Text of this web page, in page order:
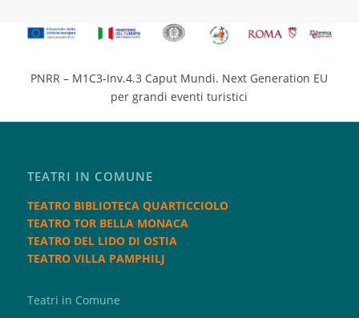
PNRR – M1C3-Inv.4.3 Caput Mundi. Next Generation EU
per grandi eventi turistici
TEATRI IN COMUNE
TEATRO BIBLIOTECA QUARTICCIOLO
TEATRO TOR BELLA MONACA
TEATRO DEL LIDO DI OSTIA
TEATRO VILLA PAMPHILJ
Teatri in Comune